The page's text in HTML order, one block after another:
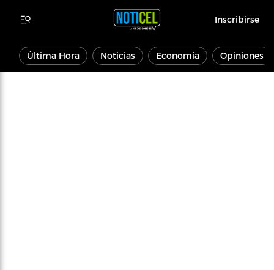
Inscribirse
Última Hora Noticias Economía Opiniones